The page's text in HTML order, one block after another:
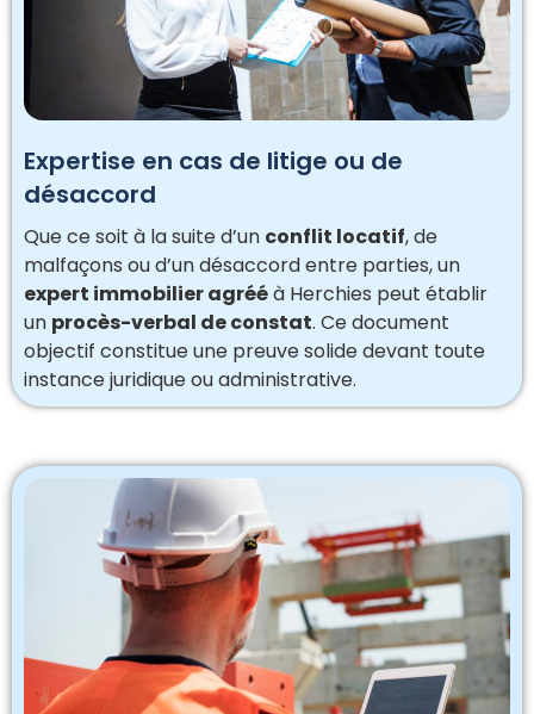
Expertise en cas de litige ou de
désaccord
Que ce soit à la suite d’un conflit locatif, de
malfaçons ou d’un désaccord entre parties, un
expert immobilier agrééà Herchies peut établir
un procès-verbal de constat. Ce document
objectif constitue une preuve solide devant toute
instance juridique ou administrative.